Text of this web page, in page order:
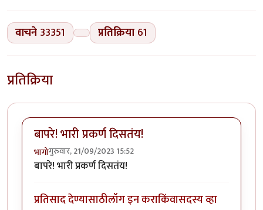
वाचने 33351 प्रतिक्रिया 61
प्रतिक्रिया
बापरे! भारी प्रकर्ण दिसतंय!
भागोगुरुवार, 21/09/2023 15:52
बापरे! भारी प्रकर्ण दिसतंय!
प्रतिसाद देण्यासाठीलॉग इन कराकिंवासदस्य व्हा